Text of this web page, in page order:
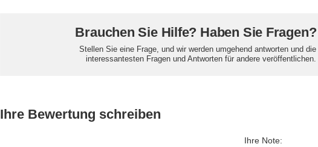
Brauchen Sie Hilfe? Haben Sie Fragen?
Stellen Sie eine Frage, und wir werden umgehend antworten und die
interessantesten Fragen und Antworten für andere veröffentlichen.
Ihre Bewertung schreiben
Ihre Note: